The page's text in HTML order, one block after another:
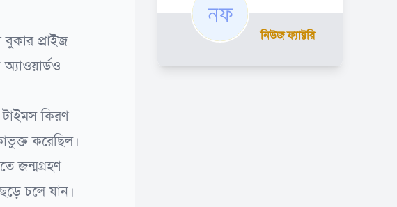
প্রাইজ
কিরণ
করেছিল।
জন্মগ্রহণ
চলে যান।
নিউজ ফ্যাক্টরি